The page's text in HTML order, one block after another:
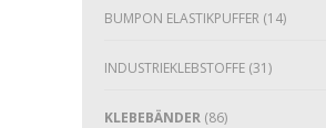
BUMPON ELASTIKPUFFER (14)
INDUSTRIEKLEBSTOFFE (31)
KLEBEBÄNDER (86)